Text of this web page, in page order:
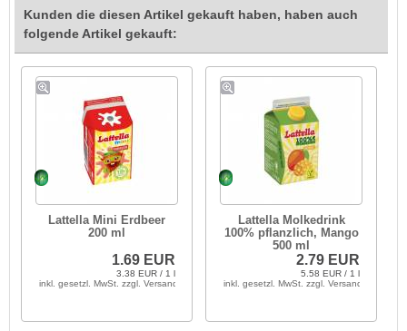
Kunden die diesen Artikel gekauft haben, haben auch
folgende Artikel gekauft:
Lattella Mini Erdbeer
200 ml
1.69 EUR
3.38 EUR / 1 l
inkl. gesetzl. MwSt. zzgl. Versandkosten
Lattella Molkedrink
100% pflanzlich, Mango
500 ml
2.79 EUR
5.58 EUR / 1 l
inkl. gesetzl. MwSt. zzgl. Versandkosten